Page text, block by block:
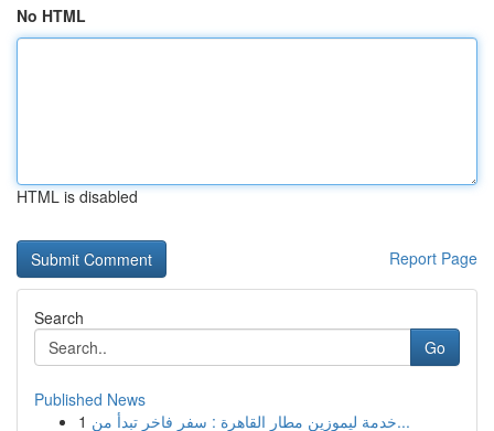
No HTML
HTML is disabled
Report Page
Search
Go
Published News
1
خدمة ليموزين مطار القاهرة : سفر فاخر تبدأ من...